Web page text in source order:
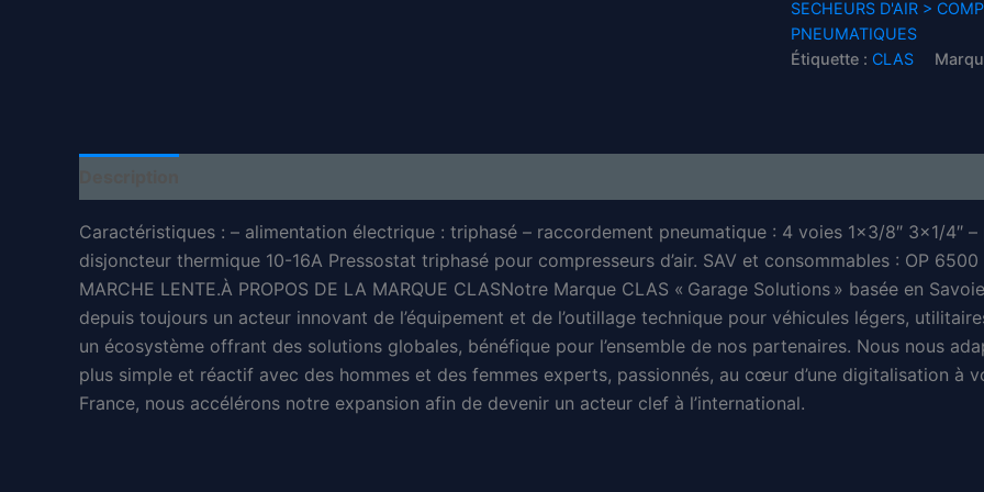
SECHEURS D'AIR >
PNEUMATIQUES
Étiquette : CLAS
Caractéristiques : – alimentation électrique : triphasé – raccordement pneumatique : 4 voies 1×3/8″ 3×1/4″
disjoncteur thermique 10-16A Pressostat triphasé pour compresseurs d’air. SAV et consommables : OP 6500
MARCHE LENTE.À PROPOS DE LA MARQUE CLASNotre Marque CLAS « Garage Solutions » basée en
depuis toujours un acteur innovant de l’équipement et de l’outillage technique pour véhicules légers,
un écosystème offrant des solutions globales, bénéfique pour l’ensemble de nos partenaires. Nous nous
plus simple et réactif avec des hommes et des femmes experts, passionnés, au cœur d’une digitalisation à
France, nous accélérons notre expansion afin de devenir un acteur clef à l’international.